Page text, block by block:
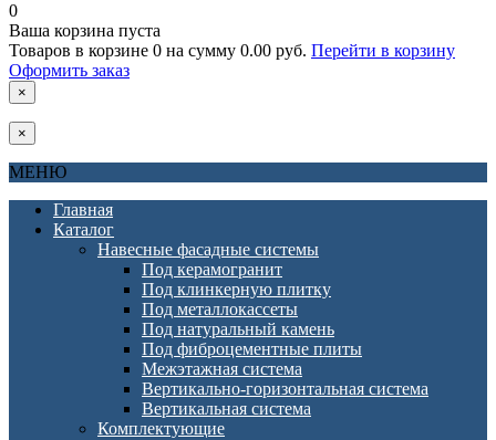
0
Ваша корзина пуста
Товаров в корзине 0 на сумму 0.00 руб. Перейти в корзину
Оформить заказ
×
×
МЕНЮ
Главная
Каталог
Навесные фасадные системы
Под керамогранит
Под клинкерную плитку
Под металлокассеты
Под натуральный камень
Под фиброцементные плиты
Межэтажная система
Вертикально-горизонтальная система
Вертикальная система
Комплектующие